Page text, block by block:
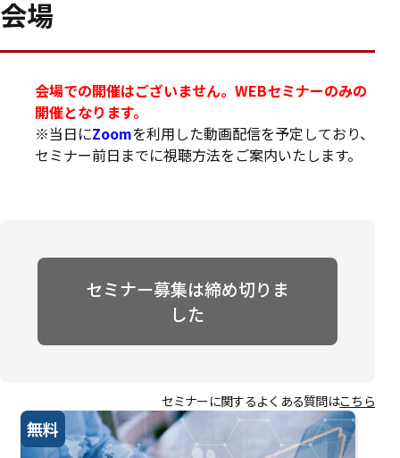
会場
会場での開催はございません。WEBセミナーのみの
開催となります。
※当日にZoomを利用した動画配信を予定しており、
セミナー前日までに視聴方法をご案内いたします。
セミナー募集は締め切りま
した
セミナーに関するよくある質問はこちら
無料